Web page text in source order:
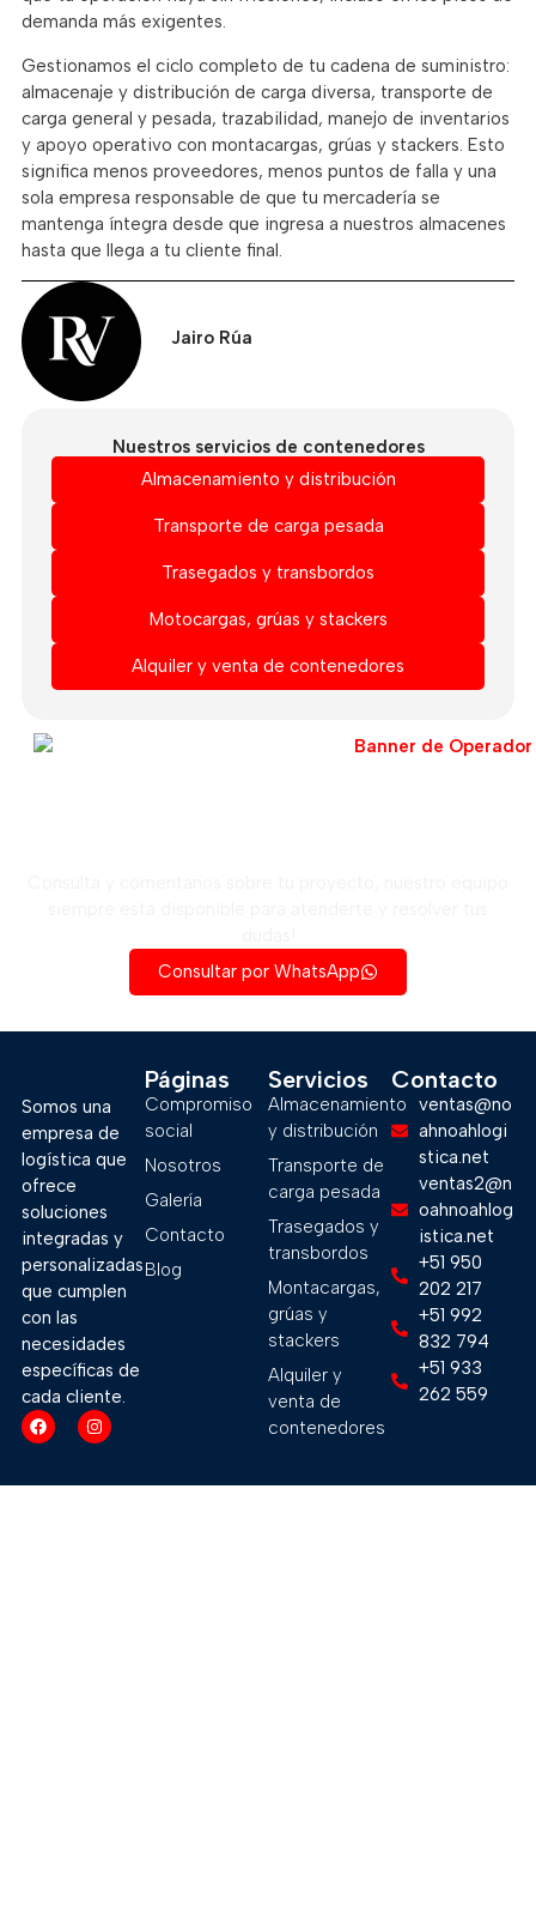
demanda más exigentes.
Gestionamos el ciclo completo de tu cadena de suministro:
almacenaje y distribución de carga diversa, transporte de
carga general y pesada, trazabilidad, manejo de inventarios
y apoyo operativo con montacargas, grúas y stackers. Esto
significa menos proveedores, menos puntos de falla y una
sola empresa responsable de que tu mercadería se
mantenga íntegra desde que ingresa a nuestros almacenes
hasta que llega a tu cliente final.
Jairo Rúa
Nuestros servicios de contenedores
Almacenamiento y distribución
Transporte de carga pesada
Trasegados y transbordos
Motocargas, grúas y stackers
Alquiler y venta de contenedores
Consultar por WhatsApp
Somos una
empresa de
logística que
ofrece
soluciones
integradas y
personalizadas
que cumplen
con las
necesidades
específicas de
cada cliente.
Páginas
Compromiso
social
Nosotros
Galería
Contacto
Blog
Servicios
Almacenamiento
y distribución
Transporte de
carga pesada
Trasegados y
transbordos
Montacargas,
grúas y
stackers
Alquiler y
venta de
contenedores
Contacto
ventas@no
ahnoahlogi
stica.net
ventas2@n
oahnoahlog
istica.net
+51 950
202 217
+51 992
832 794
+51 933
262 559